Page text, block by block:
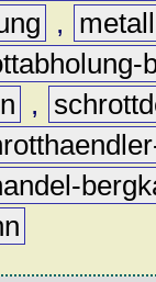
,
metall
,